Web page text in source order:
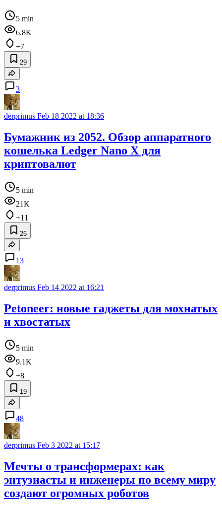
5 min
6.8K
+7
29
3
derprimus Feb 18 2022 at 18:36
Бумажник из 2052. Обзор аппаратного
кошелька Ledger Nano X для
криптовалют
5 min
21K
+11
26
13
derprimus Feb 14 2022 at 16:21
Petoneer: новые гаджеты для мохнатых
и хвостатых
5 min
9.1K
+8
19
48
derprimus Feb 3 2022 at 15:17
Мечты о трансформерах: как
энтузиасты и инженеры по всему миру
создают огромных роботов